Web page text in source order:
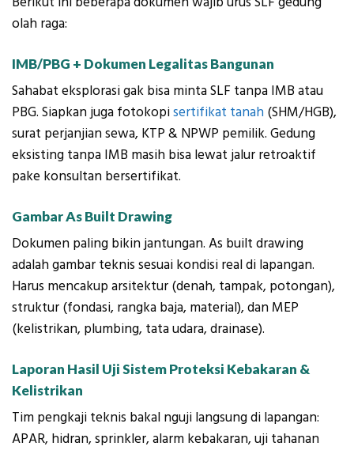
olah raga:
IMB/PBG + Dokumen Legalitas Bangunan
Sahabat eksplorasi gak bisa minta SLF tanpa IMB atau
PBG. Siapkan juga fotokopisertifikat tanah (SHM/HGB),
surat perjanjian sewa, KTP & NPWP pemilik. Gedung
eksisting tanpa IMB masih bisa lewat jalur retroaktif
pake konsultan bersertifikat.
Gambar As Built Drawing
Dokumen paling bikin jantungan. As built drawing
adalah gambar teknis sesuai kondisi real di lapangan.
Harus mencakup arsitektur (denah, tampak, potongan),
struktur (fondasi, rangka baja, material), dan MEP
(kelistrikan, plumbing, tata udara, drainase).
Laporan Hasil Uji Sistem Proteksi Kebakaran &
Kelistrikan
Tim pengkaji teknis bakal nguji langsung di lapangan:
APAR, hidran, sprinkler, alarm kebakaran, uji tahanan